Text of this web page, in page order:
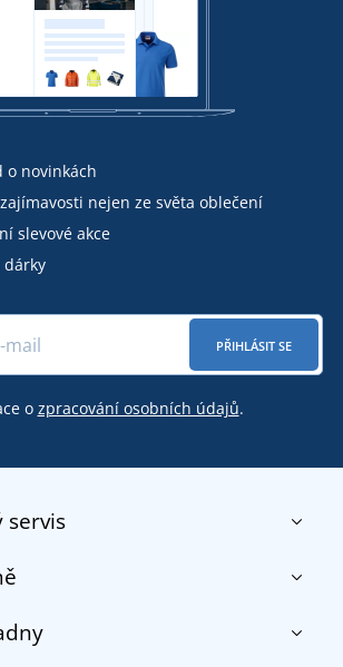
o novinkách
nejen ze světa oblečení
slevové akce
dárky
PŘIHLÁSIT SE
o zpracování osobních údajů.
servis